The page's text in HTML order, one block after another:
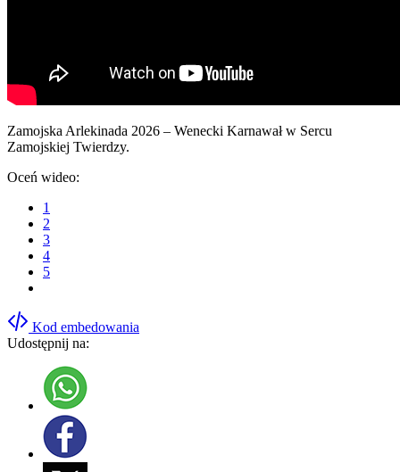
Zamojska Arlekinada 2026 – Wenecki Karnawał w Sercu
Zamojskiej Twierdzy.
Oceń wideo:
1
2
3
4
5
Kod embedowania
Udostępnij na: